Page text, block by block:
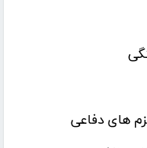
های دفاعی